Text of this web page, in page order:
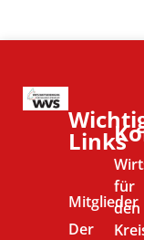
Links
Mitglieder
Der
für
den